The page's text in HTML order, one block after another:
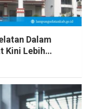
Dalam
Kini Lebih